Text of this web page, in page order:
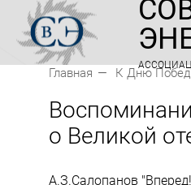
Главная К Дню
о Великой
А.З.Салопанов